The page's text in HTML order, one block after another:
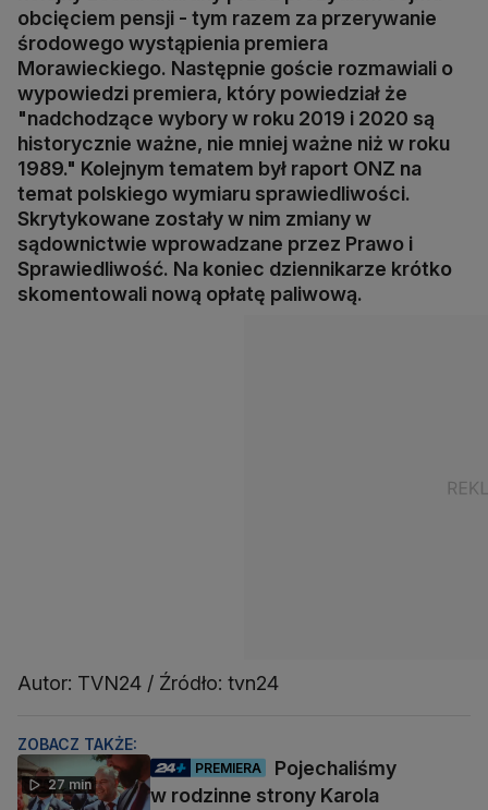
obcięciem pensji - tym razem za przerywanie
środowego wystąpienia premiera
Morawieckiego. Następnie goście rozmawiali o
wypowiedzi premiera, który powiedział że
"nadchodzące wybory w roku 2019 i 2020 są
historycznie ważne, nie mniej ważne niż w roku
1989." Kolejnym tematem był raport ONZ na
temat polskiego wymiaru sprawiedliwości.
Skrytykowane zostały w nim zmiany w
sądownictwie wprowadzane przez Prawo i
Sprawiedliwość. Na koniec dziennikarze krótko
skomentowali nową opłatę paliwową.
Autor: TVN24 / Źródło: tvn24
ZOBACZ TAKŻE:
27 min
PREMIERA
Pojechaliśmy
w rodzinne strony Karola